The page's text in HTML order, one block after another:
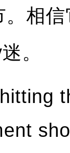
。相
。